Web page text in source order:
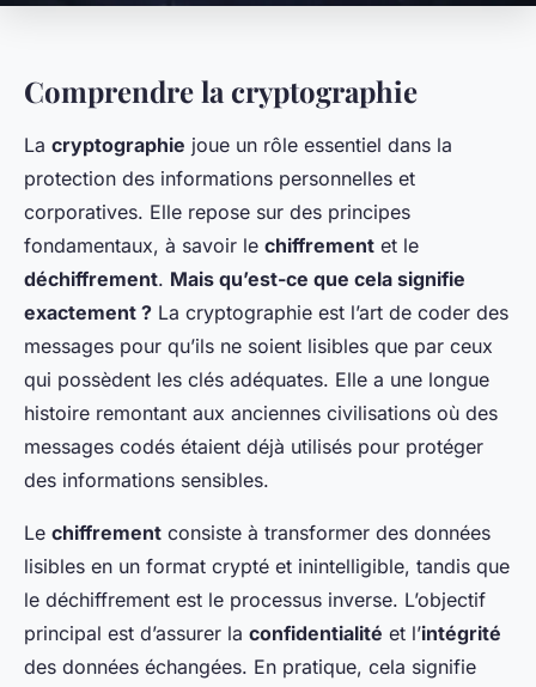
Comprendre la cryptographie
La cryptographie joue un rôle essentiel dans la
protection des informations personnelles et
corporatives. Elle repose sur des principes
fondamentaux, à savoir le chiffrement et le
déchiffrement. Mais qu’est-ce que cela signifie
exactement ? La cryptographie est l’art de coder des
messages pour qu’ils ne soient lisibles que par ceux
qui possèdent les clés adéquates. Elle a une longue
histoire remontant aux anciennes civilisations où des
messages codés étaient déjà utilisés pour protéger
des informations sensibles.
Le chiffrement consiste à transformer des données
lisibles en un format crypté et inintelligible, tandis que
le déchiffrement est le processus inverse. L’objectif
principal est d’assurer la confidentialité et l’intégrité
des données échangées. En pratique, cela signifie